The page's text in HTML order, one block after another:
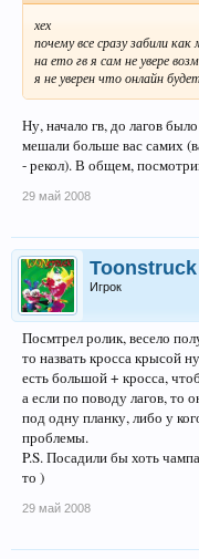
хех
почему все сразу забили
на ето гв я сам не увере
я не уверен что онлайн
Ну, начало гв, до лагов
мешали больше вас самих
- рекол). В общем,
29 май 2008
Toonstruck
Игрок
Посмтрел ролик, весело
то назвать кросса крысой
есть большой + кросса,
а если по поводу лагов, то
под одну планку, либо у
проблемы.
P.S. Посадили бы хоть
то )
29 май 2008